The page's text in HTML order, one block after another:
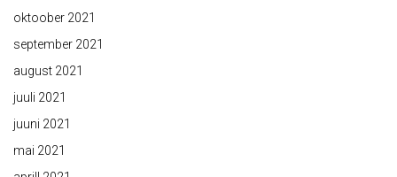
oktoober 2021
september 2021
august 2021
juuli 2021
juuni 2021
mai 2021